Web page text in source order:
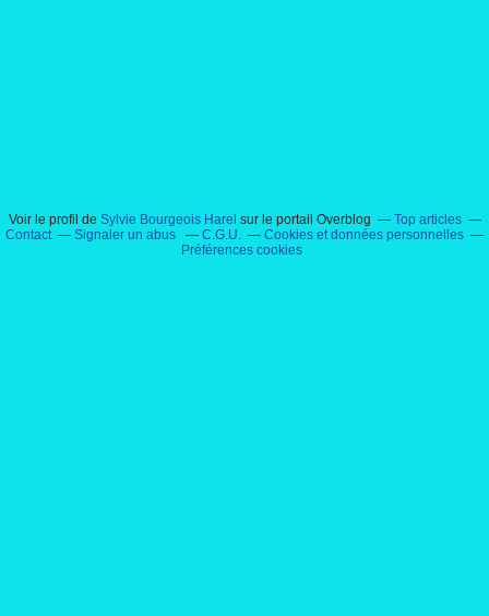
Voir le profil de Sylvie Bourgeois Harel sur le portail Overblog
Top articles
Contact
Signaler un abus C.G.U.
Cookies et données personnelles
Préférences cookies